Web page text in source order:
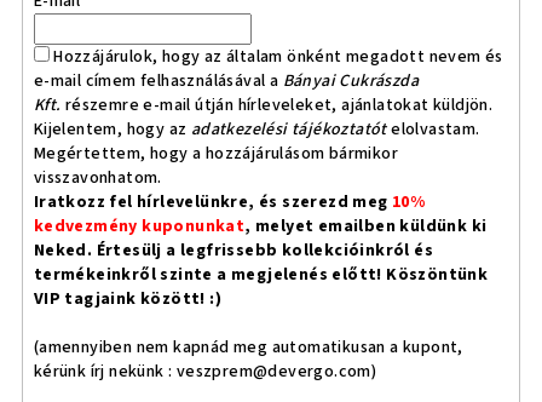
Hozzájárulok, hogy az általam önként megadott nevem és
e-mail címem felhasználásával a Bányai Cukrászda
Kft. részemre e-mail útján hírleveleket, ajánlatokat küldjön.
Kijelentem, hogy az adatkezelési tájékoztatótelolvastam.
Megértettem, hogy a hozzájárulásom bármikor
visszavonhatom.
Iratkozz fel hírlevelünkre, és szerezd meg 10%
kedvezmény kuponunkat, melyet emailben küldünk ki
Neked. Értesülj a legfrissebb kollekcióinkról és
termékeinkről szinte a megjelenés előtt! Köszöntünk
VIP tagjaink között! :)
(amennyiben nem kapnád meg automatikusan a kupont,
kérünk írj nekünk : veszprem@devergo.com)